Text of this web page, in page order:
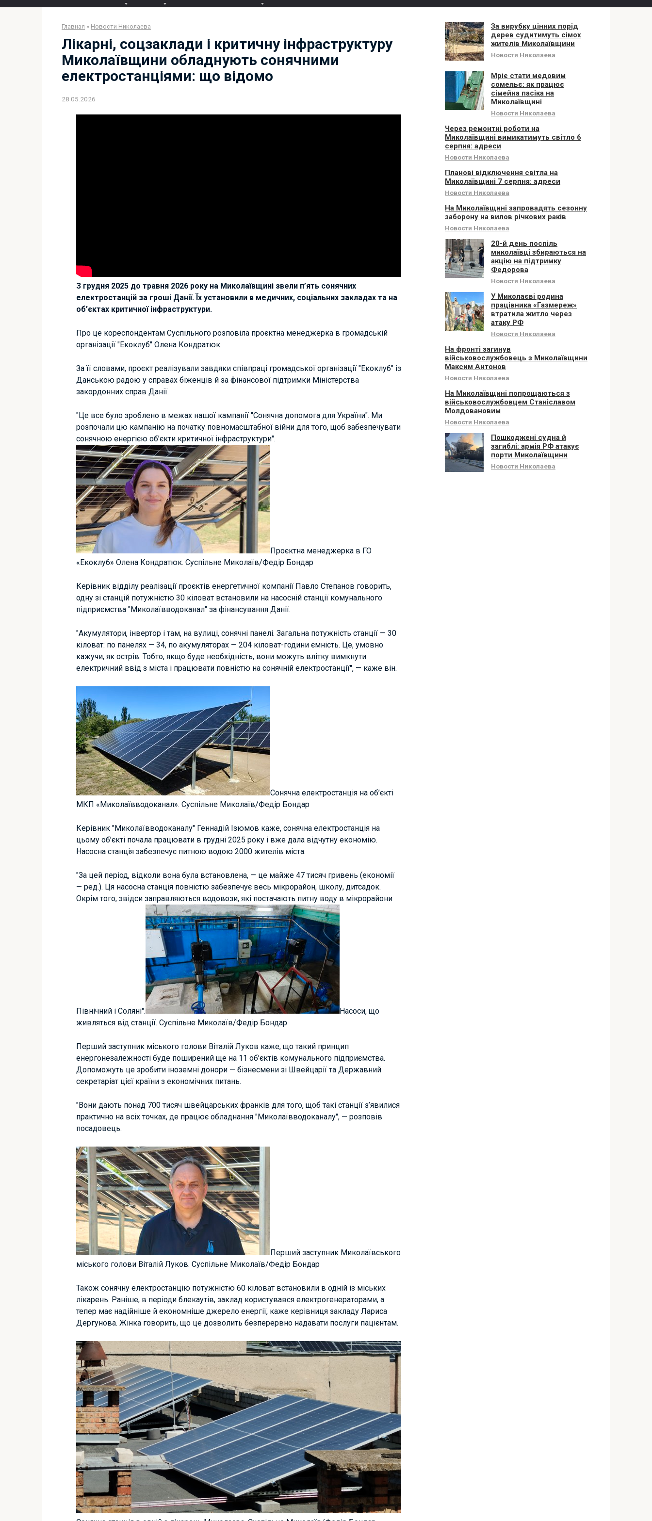
Главная » Новости Николаева
Лікарні, соцзаклади і критичну інфраструктуру
Миколаївщини обладнують сонячними
електростанціями: що відомо
28.05.2026
З грудня 2025 до травня 2026 року на Миколаївщині звели п’ять сонячних
електростанцій за гроші Данії. Їх установили в медичних, соціальних закладах та на
об’єктах критичної інфраструктури.
Про це кореспондентам Суспільного розповіла проєктна менеджерка в громадській
організації "Екоклуб" Олена Кондратюк.
За її словами, проєкт реалізували завдяки співпраці громадської організації "Екоклуб" із
Данською радою у справах біженців й за фінансової підтримки Міністерства
закордонних справ Данії.
"Це все було зроблено в межах нашої кампанії "Сонячна допомога для України". Ми
розпочали цю кампанію на початку повномасштабної війни для того, щоб забезпечувати
сонячною енергією об’єкти критичної інфраструктури".
Проєктна менеджерка в ГО
«Екоклуб» Олена Кондратюк. Суспільне Миколаїв/Федір Бондар
Керівник відділу реалізації проєктів енергетичної компанії Павло Степанов говорить,
одну зі станцій потужністю 30 кіловат встановили на насосній станції комунального
підприємства "Миколаївводоканал" за фінансування Данії.
"Акумулятори, інвертор і там, на вулиці, сонячні панелі. Загальна потужність станції — 30
кіловат: по панелях — 34, по акумуляторах — 204 кіловат-години ємність. Це, умовно
кажучи, як острів. Тобто, якщо буде необхідність, вони можуть влітку вимкнути
електричний ввід з міста і працювати повністю на сонячній електростанції", — каже він.
Сонячна електростанція на об’єкті
МКП «Миколаївводоканал». Суспільне Миколаїв/Федір Бондар
Керівник "Миколаївводоканалу" Геннадій Ізюмов каже, сонячна електростанція на
цьому об’єкті почала працювати в грудні 2025 року і вже дала відчутну економію.
Насосна станція забезпечує питною водою 2000 жителів міста.
"За цей період, відколи вона була встановлена, — це майже 47 тисяч гривень (економії
— ред.). Ця насосна станція повністю забезпечує весь мікрорайон, школу, дитсадок.
Окрім того, звідси заправляються водовози, які постачають питну воду в мікрорайони
Північний і Соляні".
Насоси, що
живляться від станції. Суспільне Миколаїв/Федір Бондар
Перший заступник міського голови Віталій Луков каже, що такий принцип
енергонезалежності буде поширений ще на 11 об’єктів комунального підприємства.
Допоможуть це зробити іноземні донори — бізнесмени зі Швейцарії та Державний
секретаріат цієї країни з економічних питань.
"Вони дають понад 700 тисяч швейцарських франків для того, щоб такі станції з’явилися
практично на всіх точках, де працює обладнання "Миколаївводоканалу", — розповів
посадовець.
Перший заступник Миколаївського
міського голови Віталій Луков. Суспільне Миколаїв/Федір Бондар
Також сонячну електростанцію потужністю 60 кіловат встановили в одній із міських
лікарень. Раніше, в періоди блекаутів, заклад користувався електрогенераторами, а
тепер має надійніше й економніше джерело енергії, каже керівниця закладу Лариса
Дергунова. Жінка говорить, що це дозволить безперервно надавати послуги пацієнтам.
За вирубку цінних порід
дерев судитимуть сімох
жителів Миколаївщини
Новости Николаева
Мріє стати медовим
сомельє: як працює
сімейна пасіка на
Миколаївщині
Новости Николаева
Через ремонтні роботи на
Миколаївщині вимикатимуть світло 6
серпня: адреси
Новости Николаева
Планові відключення світла на
Миколаївщині 7 серпня: адреси
Новости Николаева
На Миколаївщині запровадять сезонну
заборону на вилов річкових раків
Новости Николаева
20-й день поспіль
миколаївці збираються на
акцію на підтримку
Федорова
Новости Николаева
У Миколаєві родина
працівника «Газмереж»
втратила житло через
атаку РФ
Новости Николаева
На фронті загинув
військовослужбовець з Миколаївщини
Максим Антонов
Новости Николаева
На Миколаївщині попрощаються з
військовослужбовцем Станіславом
Молдовановим
Новости Николаева
Пошкоджені судна й
загиблі: армія РФ атакує
порти Миколаївщини
Новости Николаева